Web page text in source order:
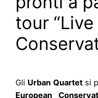
tour
Gli Urban Quartetsi
European